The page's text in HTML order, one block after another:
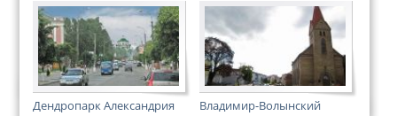
Дендропарк Александрия Владимир-Волынский